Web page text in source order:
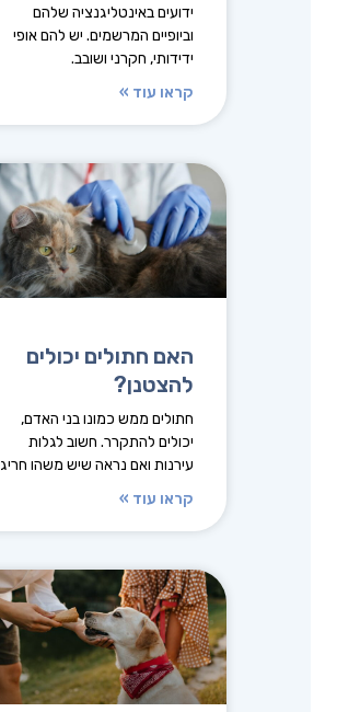
ידועים באינטליגנציה שלהם
וביופיים המרשמים. יש להם אופי
ידידותי, חקרני ושובב.
קראו עוד »
האם חתולים יכולים
להצטנן?
חתולים ממש כמונו בני האדם,
יכולים להתקרר. חשוב לגלות
עירנות ואם נראה שיש משהו חריג
קראו עוד »